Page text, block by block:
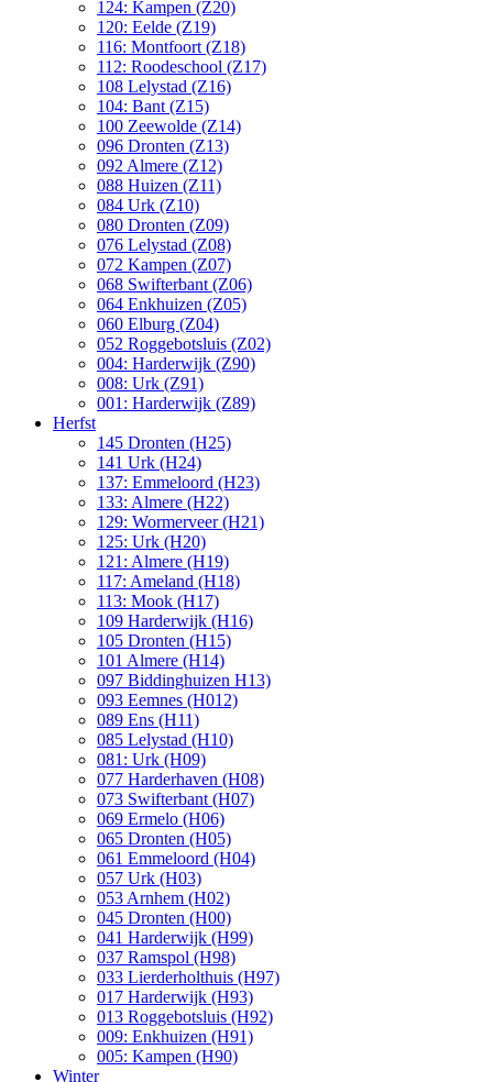
124: Kampen (Z20)
120: Eelde (Z19)
116: Montfoort (Z18)
112: Roodeschool (Z17)
108 Lelystad (Z16)
104: Bant (Z15)
100 Zeewolde (Z14)
096 Dronten (Z13)
092 Almere (Z12)
088 Huizen (Z11)
084 Urk (Z10)
080 Dronten (Z09)
076 Lelystad (Z08)
072 Kampen (Z07)
068 Swifterbant (Z06)
064 Enkhuizen (Z05)
060 Elburg (Z04)
052 Roggebotsluis (Z02)
004: Harderwijk (Z90)
008: Urk (Z91)
001: Harderwijk (Z89)
Herfst
145 Dronten (H25)
141 Urk (H24)
137: Emmeloord (H23)
133: Almere (H22)
129: Wormerveer (H21)
125: Urk (H20)
121: Almere (H19)
117: Ameland (H18)
113: Mook (H17)
109 Harderwijk (H16)
105 Dronten (H15)
101 Almere (H14)
097 Biddinghuizen H13)
093 Eemnes (H012)
089 Ens (H11)
085 Lelystad (H10)
081: Urk (H09)
077 Harderhaven (H08)
073 Swifterbant (H07)
069 Ermelo (H06)
065 Dronten (H05)
061 Emmeloord (H04)
057 Urk (H03)
053 Arnhem (H02)
045 Dronten (H00)
041 Harderwijk (H99)
037 Ramspol (H98)
033 Lierderholthuis (H97)
017 Harderwijk (H93)
013 Roggebotsluis (H92)
009: Enkhuizen (H91)
005: Kampen (H90)
Winter